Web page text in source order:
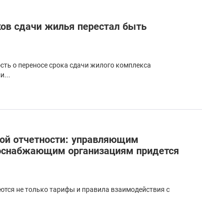
сдачи жилья перестал быть
о переносе срока сдачи жилого комплекса
отчетности: управляющим
организациям придется
не только тарифы и правила взаимодействия с